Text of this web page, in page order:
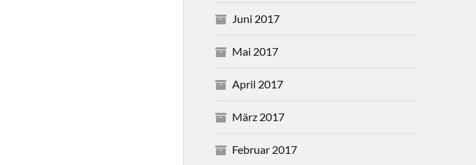
Juni 2017
Mai 2017
April 2017
März 2017
Februar 2017